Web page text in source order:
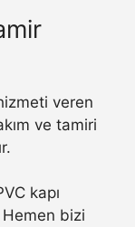
veren
ve tamiri
kapı
Hemen bizi